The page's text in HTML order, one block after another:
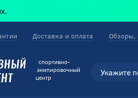
cпортивно-
экипировочный
центр
Доставка и оплата Обзоры,